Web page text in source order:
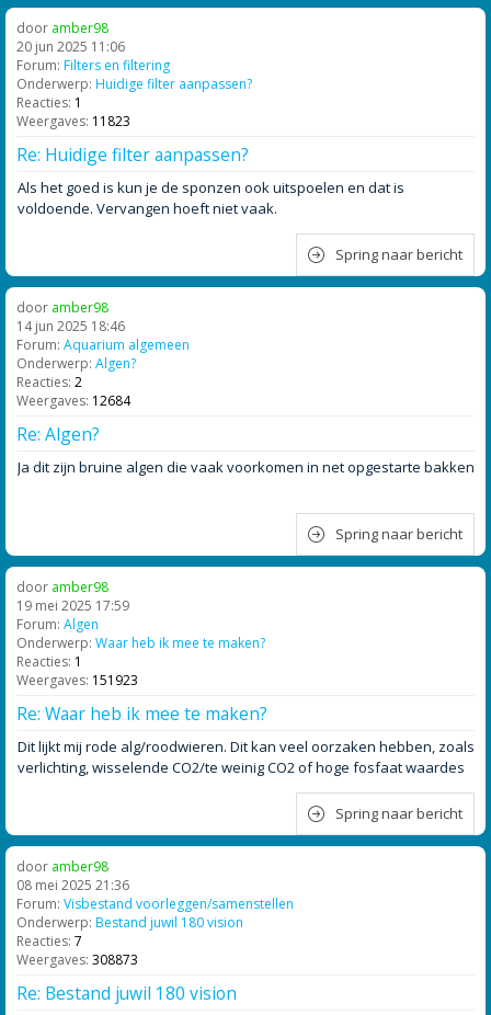
door amber98
20 jun 2025 11:06
Forum: Filters en filtering
Onderwerp: Huidige filter aanpassen?
Reacties: 1
Weergaves: 11823
Re: Huidige filter aanpassen?
Als het goed is kun je de sponzen ook uitspoelen en dat is
voldoende. Vervangen hoeft niet vaak.
Spring naar bericht
door amber98
14 jun 2025 18:46
Forum: Aquarium algemeen
Onderwerp: Algen?
Reacties: 2
Weergaves: 12684
Re: Algen?
Ja dit zijn bruine algen die vaak voorkomen in net opgestarte bakken
Spring naar bericht
door amber98
19 mei 2025 17:59
Forum: Algen
Onderwerp: Waar heb ik mee te maken?
Reacties: 1
Weergaves: 151923
Re: Waar heb ik mee te maken?
Dit lijkt mij rode alg/roodwieren. Dit kan veel oorzaken hebben, zoals
verlichting, wisselende CO2/te weinig CO2 of hoge fosfaat waardes
Spring naar bericht
door amber98
08 mei 2025 21:36
Forum: Visbestand voorleggen/samenstellen
Onderwerp: Bestand juwil 180 vision
Reacties: 7
Weergaves: 308873
Re: Bestand juwil 180 vision